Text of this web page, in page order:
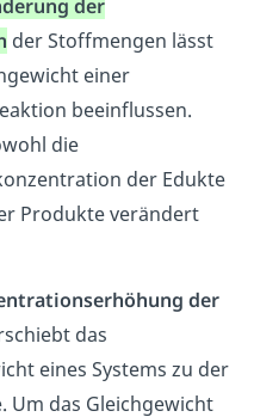
der
der Stoffmengen lässt
einer
beeinflussen.
die
der Edukte
Produkte verändert
der
das
eines Systems zu der
Um das Gleichgewicht